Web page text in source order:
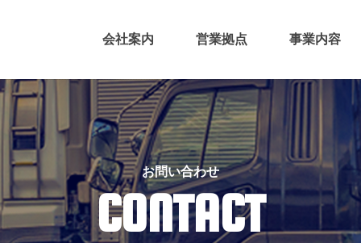
会社案内 営業拠点 事業内容
お問い合わせ
CONTACT